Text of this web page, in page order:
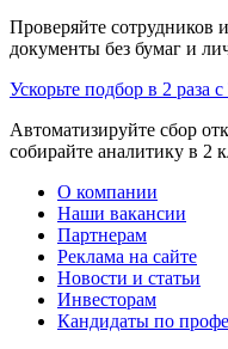
Проверяйте сотрудников
документы без бумаг и
Ускорьте подбор в 2 раза
Автоматизируйте сбор
собирайте аналитику в 2
О компании
Наши вакансии
Партнерам
Реклама на сайте
Новости и статьи
Инвесторам
Кандидаты по